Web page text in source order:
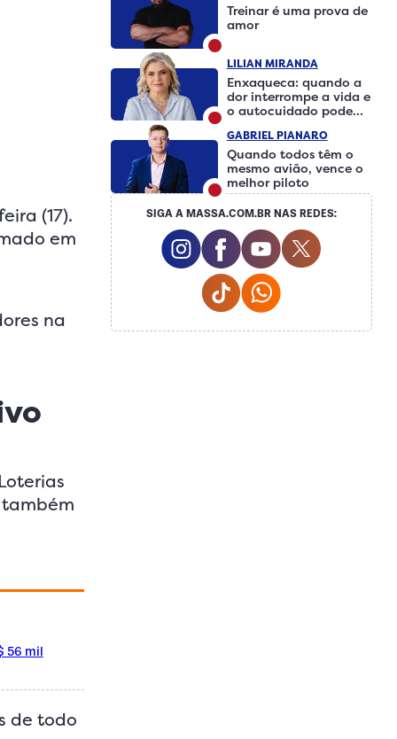
(17).
em
na
56 mil
de todo
Treinar é uma prova de
amor
LILIAN MIRANDA
Enxaqueca: quando a
dor interrompe a vida e
o autocuidado pode
GABRIEL PIANARO
Quando todos têm o
mesmo avião, vence o
melhor piloto
SIGA A MASSA.COM.BR NAS REDES:
Instagram Social Media
Facebook Social
Youtube Social
Twitter
Tiktok Social Media
Whatsapp